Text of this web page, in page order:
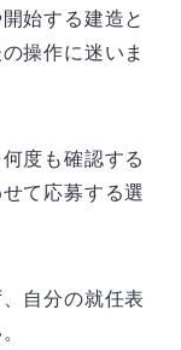
始する建造と
操作に迷いま
度も確認する
て応募する選
自分の就任表